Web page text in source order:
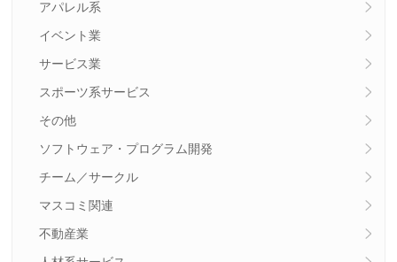
アパレル系
イベント業
サービス業
スポーツ系サービス
その他
ソフトウェア・プログラム開発
チーム／サークル
マスコミ関連
不動産業